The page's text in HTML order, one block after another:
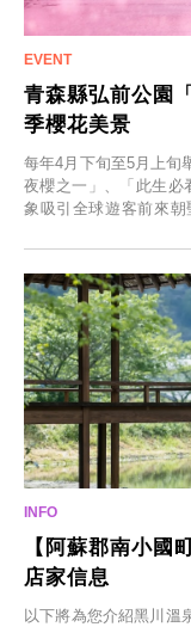
青森縣弘前公園
季櫻花美景
每年4月下旬至5月上旬
夜櫻之一」、「此生必
象吸引全球遊客前來
「冬季櫻花燈光秀」。
【阿蘇郡南小國
店家信息
以下將為您介紹黑川溫